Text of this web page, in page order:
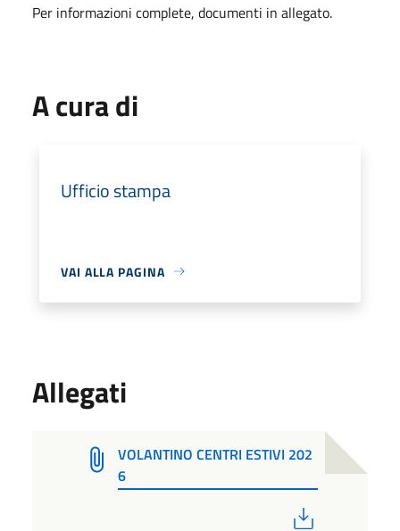
Per informazioni complete, documenti in allegato.
A cura di
Ufficio stampa
VAI ALLA PAGINA
Allegati
VOLANTINO CENTRI ESTIVI 202
6